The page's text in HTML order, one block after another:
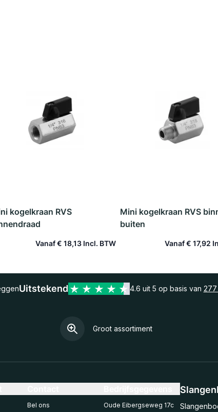
kogelkraan RVS
Vanaf€ 18,13
In winkelwagen
Mini kogelkraan RVS
buiten
Vanaf€ 17,92
In
Uitstekend 4.6 uit 5 op basis van
Groot assortiment
Bel ons Oude Eibergseweg 17c